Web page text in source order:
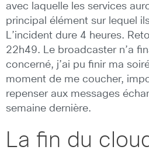
avec laquelle les services
principal élément sur lequel
L’incident dure 4 heures.
22h49. Le broadcaster n’a
concerné, j’ai pu finir ma
moment de me coucher,
repenser aux messages
semaine dernière.
La fin du